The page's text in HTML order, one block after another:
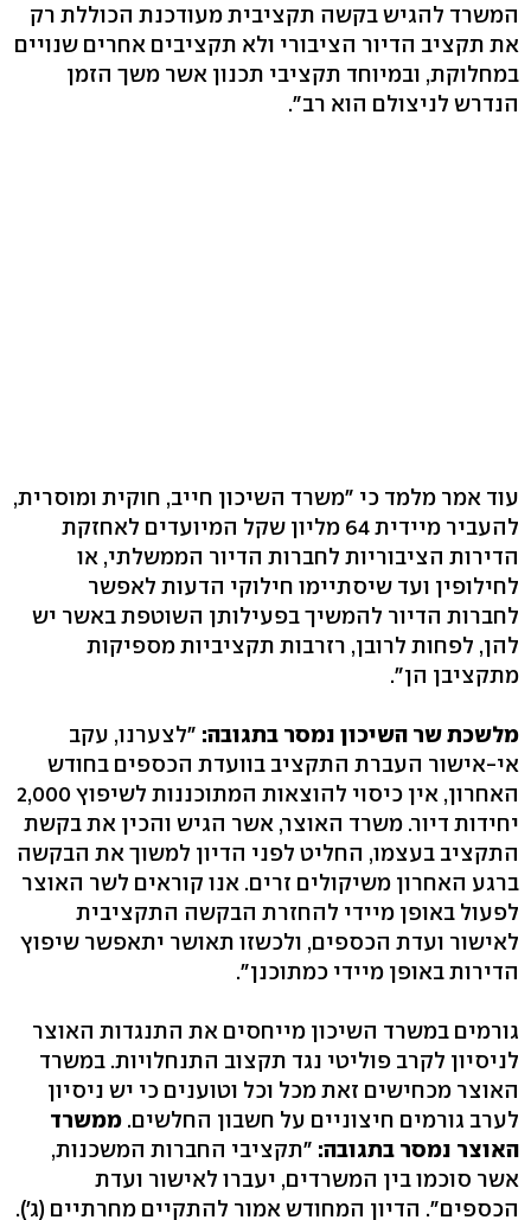
המשרד להגיש בקשה תקציבית מעודכנת הכוללת רק
את תקציב הדיור הציבורי ולא תקציבים אחרים שנויים
במחלוקת, ובמיוחד תקציבי תכנון אשר משך הזמן
הנדרש לניצולם הוא רב".
עוד אמר מלמד כי "משרד השיכון חייב, חוקית ומוסרית,
להעביר מיידית 64 מליון שקל המיועדים לאחזקת
הדירות הציבוריות לחברות הדיור הממשלתי, או
לחילופין ועד שיסתיימו חילוקי הדעות לאפשר
לחברות הדיור להמשיך בפעילותן השוטפת באשר יש
להן, לפחות לרובן, רזרבות תקציביות מספיקות
מתקציבן הן".
מלשכת שר השיכון נמסר בתגובה: "לצערנו, עקב
אי-אישור העברת התקציב בוועדת הכספים בחודש
האחרון, אין כיסוי להוצאות המתוכננות לשיפוץ 2,000
יחידות דיור. משרד האוצר, אשר הגיש והכין את בקשת
התקציב בעצמו, החליט לפני הדיון למשוך את הבקשה
ברגע האחרון משיקולים זרים. אנו קוראים לשר האוצר
לפעול באופן מיידי להחזרת הבקשה התקציבית
לאישור ועדת הכספים, ולכשזו תאושר יתאפשר שיפוץ
הדירות באופן מיידי כמתוכנן".
גורמים במשרד השיכון מייחסים את התנגדות האוצר
לניסיון לקרב פוליטי נגד תקצוב התנחלויות. במשרד
האוצר מכחישים זאת מכל וכל וטוענים כי יש ניסיון
לערב גורמים חיצוניים על חשבון החלשים. ממשרד
האוצר נמסר בתגובה: "תקציבי החברות המשכנות,
אשר סוכמו בין המשרדים, יעברו לאישור ועדת
הכספים". הדיון המחודש אמור להתקיים מחרתיים (ג').